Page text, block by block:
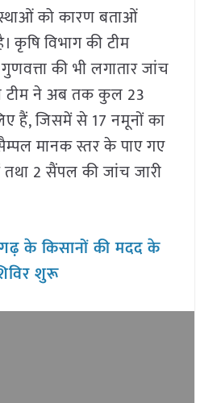
को कारण बताओं
कृषि विभाग की टीम
की भी लगातार जांच
टीम ने अब तक कुल 23
हैं, जिसमें से 17 नमूनों का
मानक स्तर के पाए गए
2 सैंपल की जांच जारी
के किसानों की मदद के
शुरू